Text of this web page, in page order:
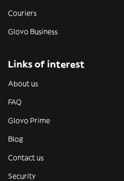
Couriers
Glovo Business
Links of interest
About us
FAQ
Glovo Prime
Blog
Contact us
Security